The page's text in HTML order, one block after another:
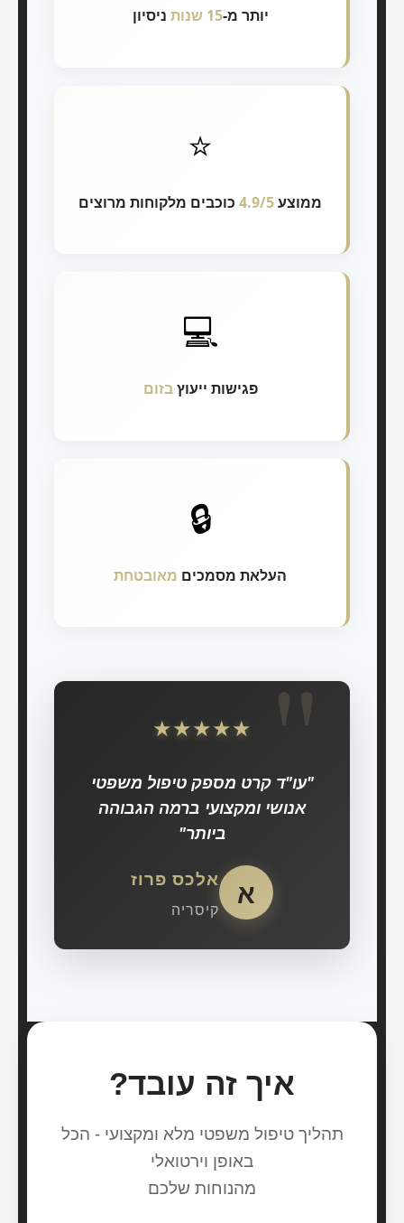
יותר מ-15 שנות ניסיון
⭐
ממוצע4.9/5 כוכבים מלקוחות מרוצים
💻
פגישות ייעוץבזום
🔒
העלאת מסמכים מאובטחת
★
★
★
★
★
"עו"ד קרט מספק טיפול משפטי
אנושי ומקצועי ברמה הגבוהה
ביותר"
א אלכס פרוז
קיסריה
איך זה עובד?
תהליך טיפול משפטי מלא ומקצועי - הכל
באופן וירטואלי
מהנוחות שלכם